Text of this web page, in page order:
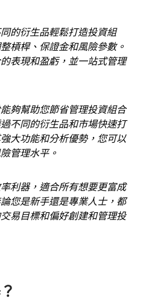
的衍生品輕鬆打造投資組
槓桿、保證金和風險參數。
表現和盈虧，並一站式管理
夠幫助您節省管理投資組合
不同的衍生品和市場快速打
大功能和分析優勢，您可以
管理水平。
利器，適合所有想要更富成
您是新手還是專業人士，都
易目標和偏好創建和管理投